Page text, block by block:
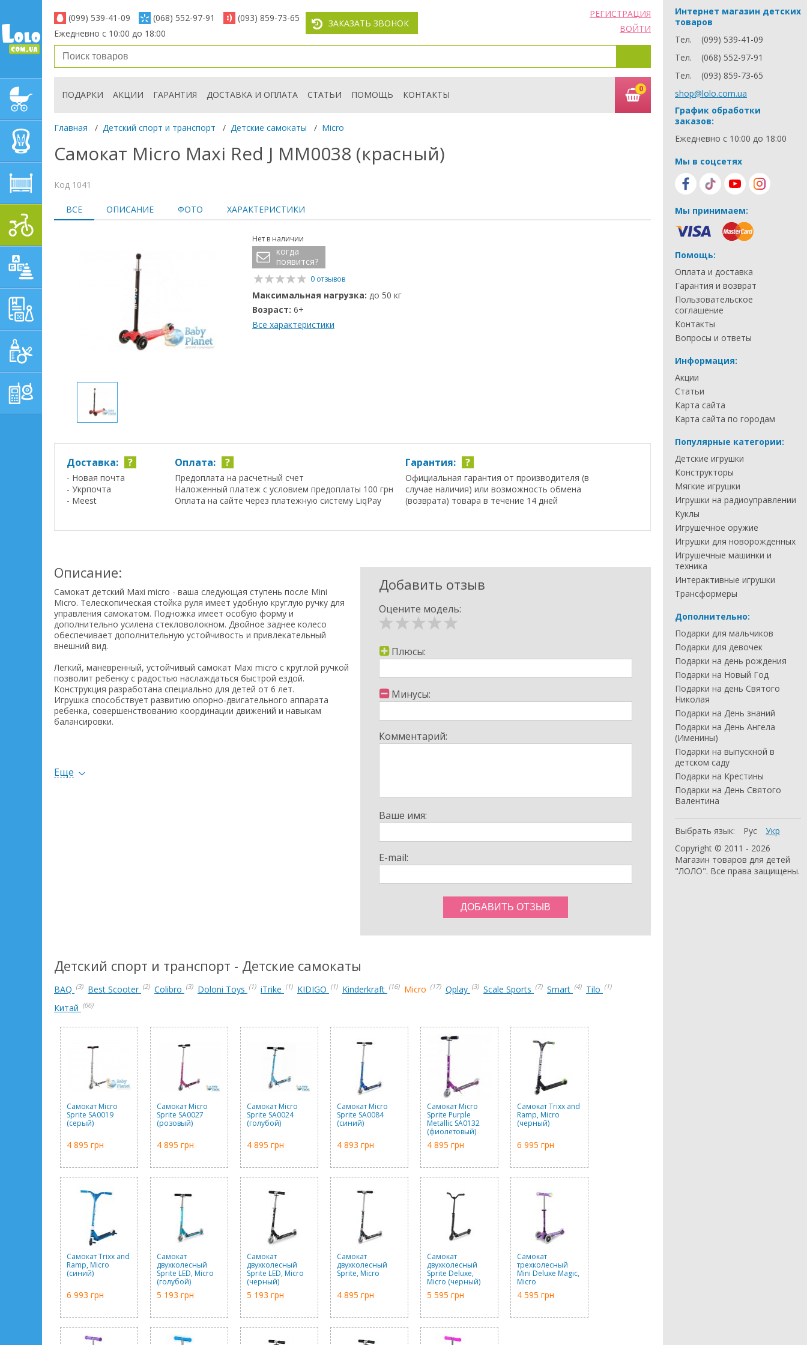
ДЕТСКИЕ КОЛЯСКИ
ДЕТСКАЯ МЕБЕЛЬ
ДЕТСКИЙ СПОРТ И
РАЗВИВАЮЩИЕ ТОВАРЫ
ГИГИЕНА, УХОД И
РОДИТЕЛЕЙ,
ПОСТЕЛЬНЫЕ
ПРИНАДЛЕЖНОСТИ
(099) 539-41-09 (068) 552-97-91
(093) 859-73-65
Ежедневно с 10:00 до 18:00
ЗАКАЗАТЬ ЗВОНОК
РЕГИСТРАЦИЯ
ВОЙТИ
ПОДАРКИ АКЦИИ ГАРАНТИЯ ДОСТАВКА И ОПЛАТА СТАТЬИ ПОМОЩЬ КОНТАКТЫ
0
Главная / Детский спорт и транспорт / Детские самокаты / Micro
Самокат Micro Maxi Red J MM0038 (красный)
Код 1041
ВСЕ ОПИСАНИЕ ФОТО ХАРАКТЕРИСТИКИ
Нет в наличии
когда
появится?
0 отзывов
Максимальная нагрузка: до 50 кг
Возраст: 6+
Все характеристики
Доставка: ?
- Новая почта
- Укрпочта
- Meest
Оплата: ?
Предоплата на расчетный счет
Наложенный платеж с условием предоплаты 100 грн
Оплата на сайте через платежную систему LiqPay
Гарантия: ?
Официальная гарантия от производителя (в
случае наличия) или возможность обмена
(возврата) товара в течение 14 дней
Описание:
Самокат детский Maxi micro - ваша следующая ступень после Mini
Micro. Телескопическая стойка руля имеет удобную круглую ручку для
управления самокатом. Подножка имеет особую форму и
дополнительно усилена стекловолокном. Двойное заднее колесо
обеспечивает дополнительную устойчивость и привлекательный
внешний вид.
Легкий, маневренный, устойчивый самокат Maxi micro c круглой ручкой
позволит ребенку с радостью наслаждаться быстрой ездой.
Конструкция разработана специально для детей от 6 лет.
Игрушка способствует развитию опорно-двигательного аппарата
ребенка, совершенствованию координации движений и навыкам
балансировки.
самокат отличается спортивным стильным дизайном;
Еще
Добавить отзыв
Оцените модель:
Плюсы:
Минусы:
Комментарий:
Ваше имя:
E-mail:
Детский спорт и транспорт - Детские самокаты
BAQ (3) Best Scooter (2) Colibro (3) Doloni Toys (1) iTrike (1) KIDIGO (1) Kinderkraft (16) Micro (17) Qplay (3) Scale Sports (7) Smart (4) Tilo (1)
Китай (66)
Самокат Micro
Sprite SA0019
(серый)
4 895 грн
Самокат Micro
Sprite SA0027
(розовый)
4 895 грн
Самокат Micro
Sprite SA0024
(голубой)
4 895 грн
Самокат Micro
Sprite SA0084
(синий)
4 893 грн
Самокат Micro
Sprite Purple
Metallic SA0132
(фиолетовый)
4 895 грн
Самокат Trixx and
Ramp, Micro
(черный)
6 995 грн
Самокат Trixx and
Ramp, Micro
(синий)
6 993 грн
Самокат
двухколесный
Sprite LED, Micro
(голубой)
5 193 грн
Самокат
двухколесный
Sprite LED, Micro
(черный)
5 193 грн
Самокат
двухколесный
Sprite, Micro
4 895 грн
Самокат
двухколесный
Sprite Deluxe,
Micro (черный)
5 595 грн
Самокат
трехколесный
Mini Deluxe Magic,
Micro
(фиолетовый)
4 595 грн
Интернет магазин детских
товаров
Тел.
(099) 539-41-09
Тел.
(068) 552-97-91
Тел.
(093) 859-73-65
shop@lolo.com.ua
График обработки
заказов:
Ежедневно с 10:00 до 18:00
Мы в соцсетях
Мы принимаем:
Помощь:
Оплата и доставка
Гарантия и возврат
Пользовательское
соглашение
Контакты
Вопросы и ответы
Информация:
Акции
Статьи
Карта сайта
Карта сайта по городам
Популярные категории:
Детские игрушки
Конструкторы
Мягкие игрушки
Игрушки на радиоуправлении
Куклы
Игрушечное оружие
Игрушки для новорожденных
Игрушечные машинки и
техника
Интерактивные игрушки
Трансформеры
Дополнительно:
Подарки для мальчиков
Подарки для девочек
Подарки на день рождения
Подарки на Новый Год
Подарки на день Святого
Николая
Подарки на День знаний
Подарки на День Ангела
(Именины)
Подарки на выпускной в
детском саду
Подарки на Крестины
Подарки на День Святого
Валентина
Выбрать язык: Рус
Укр
Copyright © 2011 - 2026
Магазин товаров для детей
"ЛОЛО". Все права защищены.